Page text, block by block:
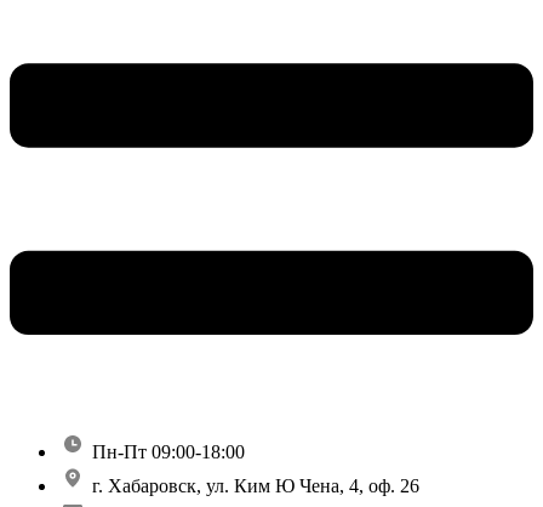
Пн-Пт 09:00-18:00
г. Хабаровск, ул. Ким Ю Чена, 4, оф. 26